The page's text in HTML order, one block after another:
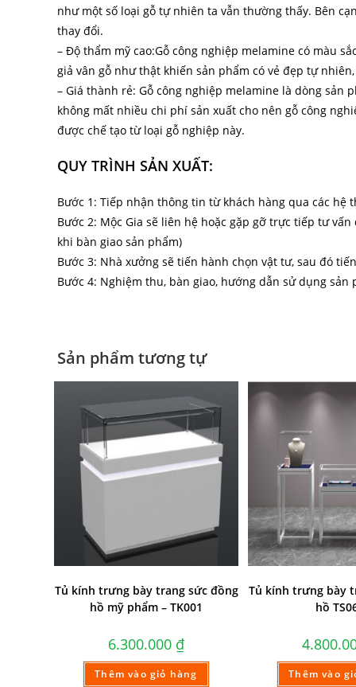
như một số loại gỗ tự nhiên ta vẫn thường thấy. Bên
thay đổi.
– Độ thẩm mỹ cao:Gỗ công nghiệp melamine có màu
giả vân gỗ như thật khiến sản phẩm có vẻ đẹp tự
– Giá thành rẻ: Gỗ công nghiệp melamine là dòng
không mất nhiều chi phí sản xuất cho nên gỗ công
được chế tạo từ loại gỗ nghiệp này.
QUY TRÌNH SẢN XUẤT:
Bước 1: Tiếp nhận thông tin từ khách hàng qua các hệ
Bước 2: Mộc Gia sẽ liên hệ hoặc gặp gỡ trực tiếp tư
khi bàn giao sản phẩm)
Bước 3: Nhà xưởng sẽ tiến hành chọn vật tư, sau đó
Bước 4: Nghiệm thu, bàn giao, hướng dẫn sử dụng sản
Sản phẩm tương tự
Tủ kính trưng bày trang sức đồng
hồ mỹ phẩm – TK001
6.300.000 ₫
Thêm vào giỏ hàng
Tủ kính trưng bày
hồ
Thêm vào